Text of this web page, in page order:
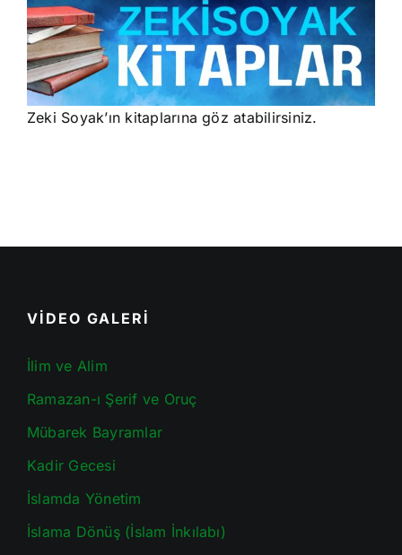
Zeki Soyak’ın kitaplarına göz atabilirsiniz.
VİDEO GALERİ
İlim ve Alim
Ramazan-ı Şerif ve Oruç
Mübarek Bayramlar
Kadir Gecesi
İslamda Yönetim
İslama Dönüş (İslam İnkılabı)